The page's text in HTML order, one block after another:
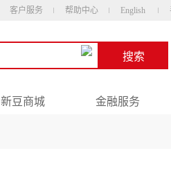
客户服务 帮助中心 English
搜索
新豆商城 金融服务